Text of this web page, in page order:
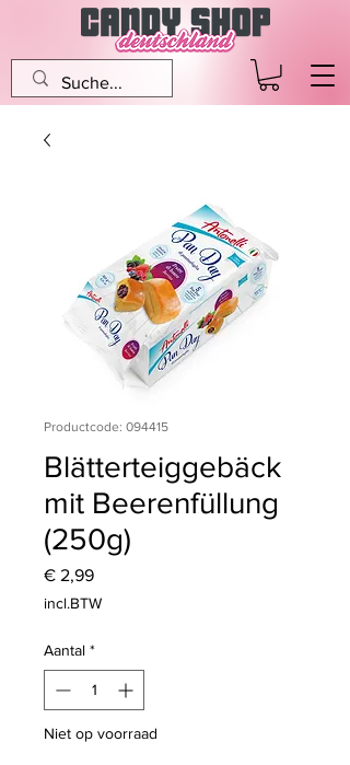
Productcode: 094415
Blätterteiggebäck
mit Beerenfüllung
(250g)
€ 2,99Prijs
incl.BTW
Aantal *
Niet op voorraad